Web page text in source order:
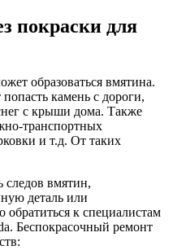
покраски для
образоваться вмятина.
камень с дороги,
с крыши дома. Также
транспортных
и т.д. От таких
следов вмятин,
деталь или
обратиться к специалистам
Беспокрасочный ремонт